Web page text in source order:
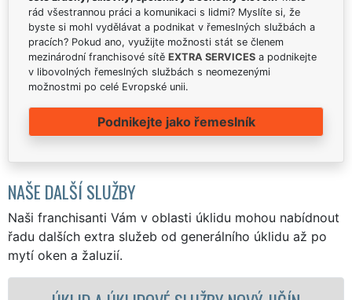
rád všestrannou práci a komunikaci s lidmi? Myslíte si, že
byste si mohl vydělávat a podnikat v řemeslných službách a
pracích? Pokud ano, využijte možnosti stát se členem
mezinárodní franchisové sítě EXTRA SERVICES a podnikejte
v libovolných řemeslných službách s neomezenými
možnostmi po celé Evropské unii.
Podnikejte jako řemeslník
NAŠE DALŠÍ SLUŽBY
Naši franchisanti Vám v oblasti úklidu mohou nabídnout
řadu dalších extra služeb od generálního úklidu až po
mytí oken a žaluzií.